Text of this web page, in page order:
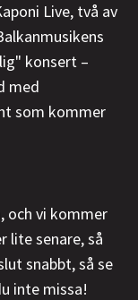
Live, två av
konsert –
med
som kommer
och vi kommer
lite senare, så
snabbt, så se
inte missa!